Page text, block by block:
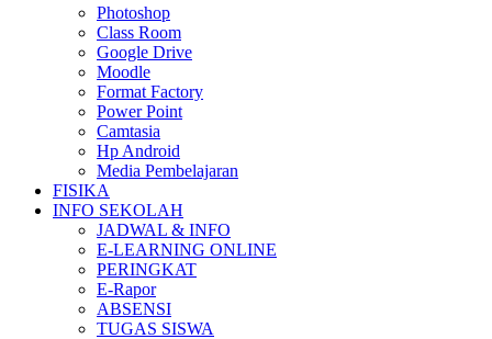
Photoshop
Class Room
Google Drive
Moodle
Format Factory
Power Point
Camtasia
Hp Android
Media Pembelajaran
FISIKA
INFO SEKOLAH
JADWAL & INFO
E-LEARNING ONLINE
PERINGKAT
E-Rapor
ABSENSI
TUGAS SISWA